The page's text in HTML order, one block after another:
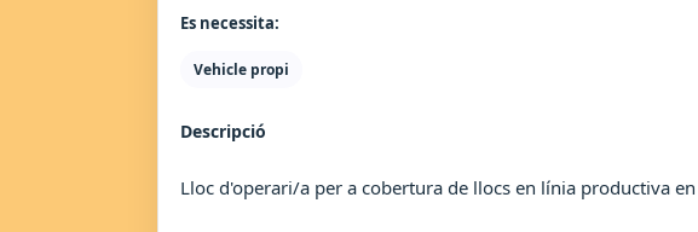
Es necessita:
Vehicle propi
Descripció
Lloc d'operari/a per a cobertura de llocs en línia productiva